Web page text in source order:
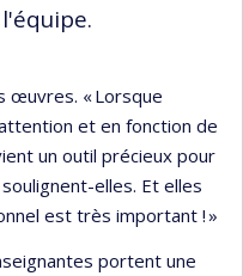
œuvres. « Lorsque
et en fonction de
un outil précieux pour
elles. Et elles
est très important ! »
portent une